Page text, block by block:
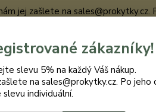
jej zašlete na
Hledat
zákazníky!
slevu 5% na každý Váš nákup.
na sales@prokytky.cz. Po jeho
slevu individuální.